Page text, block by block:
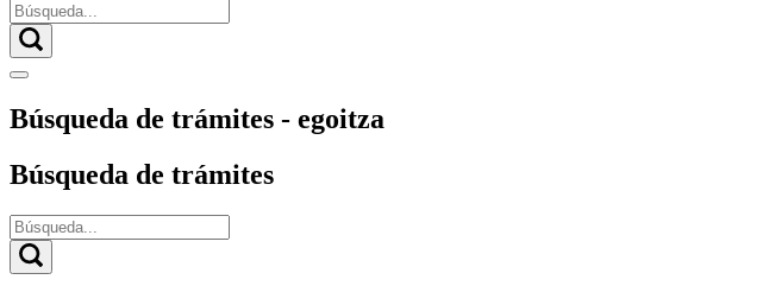
Búsqueda de trámites - egoitza
Búsqueda de trámites